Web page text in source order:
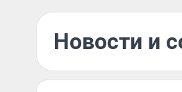
Новости и